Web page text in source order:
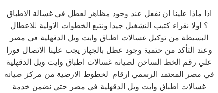
اذا ماذا علينا ان نفعل عند وجود مظاهر لعطل في غسالة الاطباق
؟ اولا نقراء كتيب التشغيل جيدا ونتبع الخطوات الاولية للاعطال
البسيطة من توكيل غسالات اطباق وايت ويل الدقهلية في مصر
وعند التأكد من حتمية وجود عطل بالجهاز يجب علينا الاتصال فورا
علي رقم الخط الساخن لصيانه غسالات اطباق وايت ويل الدقهلية
في مصر المعتمد الرسمي ارقام الخطوط الارضية من مركز صيانه
غسالات اطباق وايت ويل الدقهلية في مصر حتي نضمن خدمة